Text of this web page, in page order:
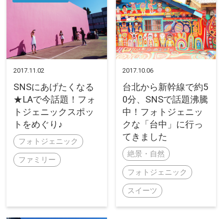
2017.11.02
SNSにあげたくなる
★LAで今話題！フォ
トジェニックスポッ
トをめぐり♪
フォトジェニック
ファミリー
2017.10.06
台北から新幹線で約5
0分、SNSで話題沸騰
中！フォトジェニッ
クな「台中」に行っ
てきました
絶景・自然
フォトジェニック
スイーツ